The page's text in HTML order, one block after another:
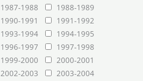
1987-1988
1988-1989
1990-1991
1991-1992
1993-1994
1994-1995
1996-1997
1997-1998
1999-2000
2000-2001
2002-2003
2003-2004